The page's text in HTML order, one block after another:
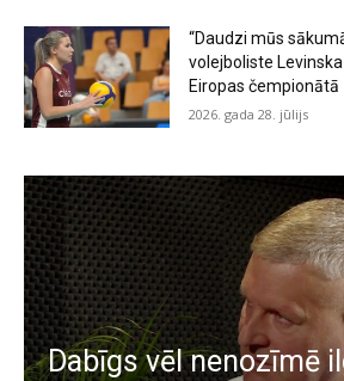
“Daudzi mūs
volejboliste
Eiropas čempionātā
2026. gada 28. jūlijs
Dabīgs vēl nenozīmē